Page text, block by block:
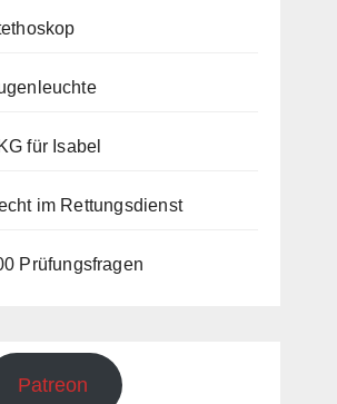
für Isabel
im Rettungsdienst
Prüfungsfragen
Patreon